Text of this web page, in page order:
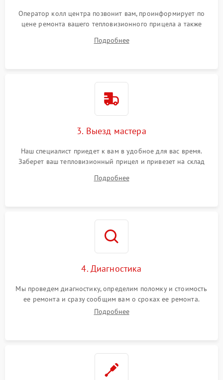
Оператор колл центра позвонит вам, проинформирует по
цене ремонта вашего тепловизионного прицела а также
Подробнее
3. Выезд мастера
Наш специалист приедет к вам в удобное для вас время.
Заберет ваш тепловизионный прицел и привезет на склад
Подробнее
4. Диагностика
Мы проведем диагностику, определим поломку и стоимость
ее ремонта и сразу сообщим вам о сроках ее ремонта.
Подробнее